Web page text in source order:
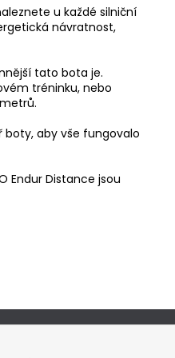
u každé silniční
návratnost,
tato bota je.
tréninku, nebo
boty, aby vše fungovalo
Endur Distance jsou